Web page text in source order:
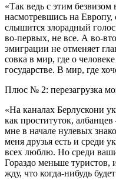
«Так ведь с этим
насмотревшись на
слышится злорадный
во-первых, не все. А во-
эмиграции не отменяет
совка в мир, где о
государстве. В мир, где
Плюс № 2: перезагрузка
«На каналах Берлускони
как проституток,
мне в начале нулевых
меня друзья есть и среди
всех люблю. Но среди
Гораздо меньше туристов,
жду, что когда-нибудь